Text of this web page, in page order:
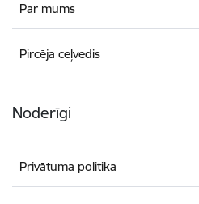
Par mums
Pircēja ceļvedis
Noderīgi
Privātuma politika